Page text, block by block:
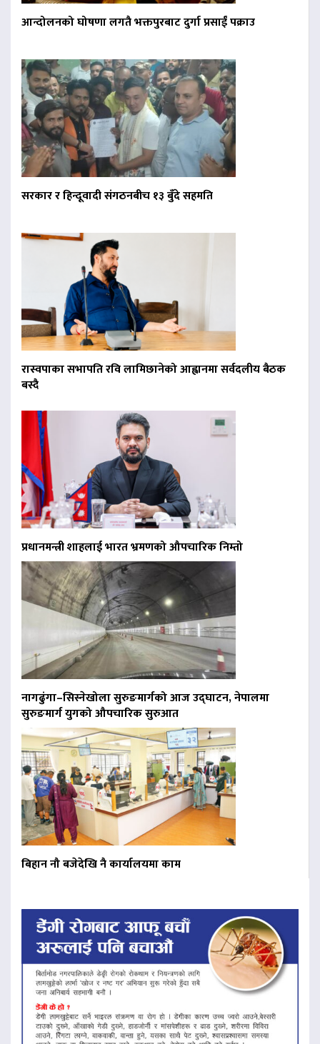
आन्दोलनको घोषणा लगतै भक्तपुरबाट दुर्गा प्रसाईं पक्राउ
सरकार र हिन्दूवादी संगठनबीच १३ बुँदे सहमति
रास्वपाका सभापति रवि लामिछानेको आह्वानमा सर्वदलीय बैठक
बस्दै
प्रधानमन्त्री शाहलाई भारत भ्रमणको औपचारिक निम्तो
नागढुंगा–सिस्नेखोला सुरुङमार्गको आज उद्घाटन, नेपालमा
सुरुङमार्ग युगको औपचारिक सुरुआत
बिहान नौ बजेदेखि नै कार्यालयमा काम